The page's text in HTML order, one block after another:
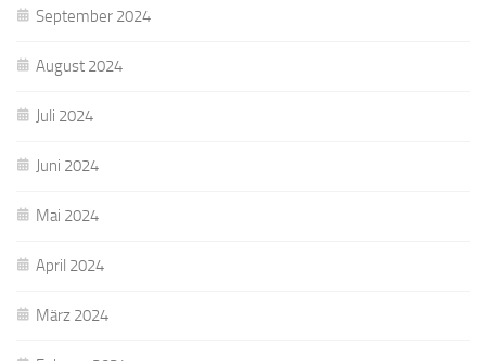
September 2024
August 2024
Juli 2024
Juni 2024
Mai 2024
April 2024
März 2024